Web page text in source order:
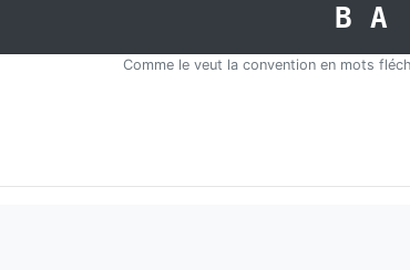
BA
Comme le veut la convention en mots